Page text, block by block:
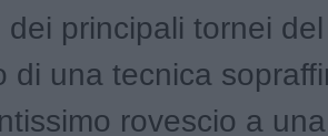
dei principali tornei
di una tecnica
rovescio a